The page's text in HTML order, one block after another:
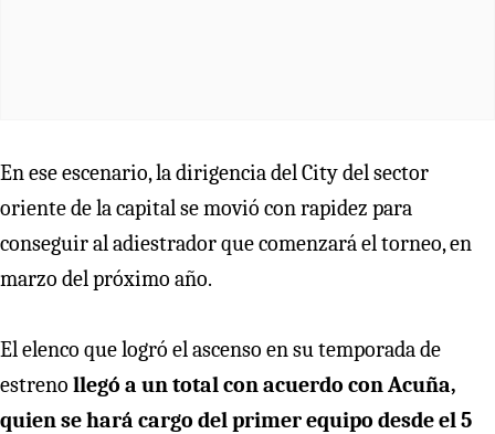
En ese escenario, la dirigencia del City del sector
oriente de la capital se movió con rapidez para
conseguir al adiestrador que comenzará el torneo, en
marzo del próximo año.
El elenco que logró el ascenso en su temporada de
estreno llegó a un total con acuerdo con Acuña,
quien se hará cargo del primer equipo desde el 5